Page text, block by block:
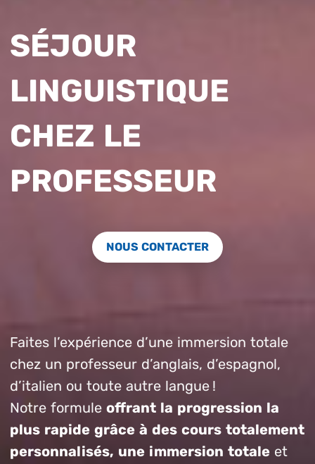
SÉJOUR
LINGUISTIQUE
CHEZ LE
PROFESSEUR
NOUS CONTACTER
Faites l’expérience d’une immersion totale
chez un professeur d’anglais, d’espagnol,
d’italien ou toute autre langue !
Notre formule offrant la progression la
plus rapide grâce à des cours totalement
personnalisés, une immersion totale et